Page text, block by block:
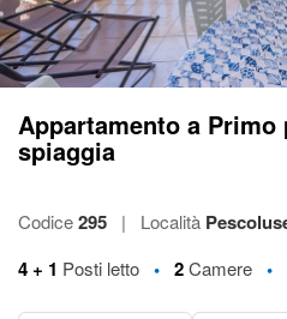
Appartamento a Primo
spiaggia
Codice295 | Località
4 + 1 Posti letto • 2Camere •